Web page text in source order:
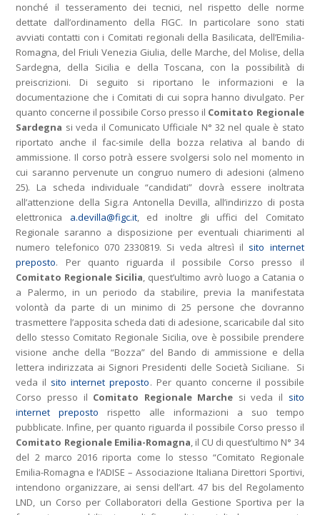
nonché il tesseramento dei tecnici, nel rispetto delle norme
dettate dall’ordinamento della FIGC. In particolare sono stati
avviati contatti con i Comitati regionali della Basilicata, dell’Emilia-
Romagna, del Friuli Venezia Giulia, delle Marche, del Molise, della
Sardegna, della Sicilia e della Toscana, con la possibilità di
preiscrizioni. Di seguito si riportano le informazioni e la
documentazione che i Comitati di cui sopra hanno divulgato. Per
quanto concerne il possibile Corso presso il Comitato Regionale
Sardegna si veda il Comunicato Ufficiale N° 32 nel quale è stato
riportato anche il fac-simile della bozza relativa al bando di
ammissione. Il corso potrà essere svolgersi solo nel momento in
cui saranno pervenute un congruo numero di adesioni (almeno
25). La scheda individuale “candidati” dovrà essere inoltrata
all’attenzione della Sig.ra Antonella Devilla, all’indirizzo di posta
elettronica a.devilla@figc.it, ed inoltre gli uffici del Comitato
Regionale saranno a disposizione per eventuali chiarimenti al
numero telefonico 070 2330819. Si veda altresì il sito internet
preposto. Per quanto riguarda il possibile Corso presso il
Comitato Regionale Sicilia, quest’ultimo avrò luogo a Catania o
a Palermo, in un periodo da stabilire, previa la manifestata
volontà da parte di un minimo di 25 persone che dovranno
trasmettere l’apposita scheda dati di adesione, scaricabile dal sito
dello stesso Comitato Regionale Sicilia, ove è possibile prendere
visione anche della “Bozza” del Bando di ammissione e della
lettera indirizzata ai Signori Presidenti delle Società Siciliane. Si
veda il sito internet preposto. Per quanto concerne il possibile
Corso presso il Comitato Regionale Marche si veda il sito
internet preposto rispetto alle informazioni a suo tempo
pubblicate. Infine, per quanto riguarda il possibile Corso presso il
Comitato Regionale Emilia-Romagna, il CU di quest’ultimo N° 34
del 2 marco 2016 riporta come lo stesso “Comitato Regionale
Emilia-Romagna e l’ADISE – Associazione Italiana Direttori Sportivi,
intendono organizzare, ai sensi dell’art. 47 bis del Regolamento
LND, un Corso per Collaboratori della Gestione Sportiva per la